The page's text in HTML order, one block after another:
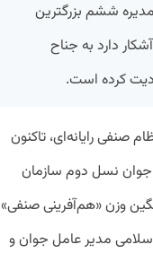
ششم بزرگترین
دارد به جناح
کرده است.
صنفی رایانه‌ای، تاکنون
جوان نسل دوم سازمان
وزن «هم‌آفرینی صنفی»
مدیر عامل جوان و